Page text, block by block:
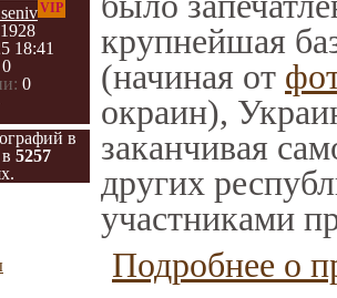
VIP
1928
18:41
0
0
в
в5257
крупнейшая
(начиная от
окраин),
заканчивая
других
участниками
Подробнее о